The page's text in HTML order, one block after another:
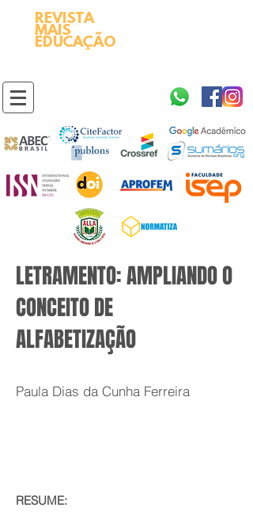
REVISTA
MAIS
EDUCAÇÃO
LETRAMENTO: AMPLIANDO O
CONCEITO DE
ALFABETIZAÇÃO
Paula Dias da Cunha Ferreira
RESUME: